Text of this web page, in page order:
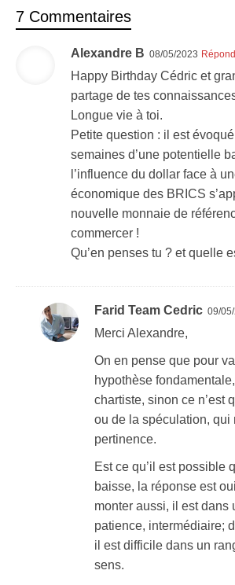
7 Commentaires
Alexandre B 08/05/2023
Happy Birthday Cédric et
partage de tes
Longue vie à toi.
Petite question : il est
semaines d’une potentielle
l’influence du dollar face à
économique des BRICS
nouvelle monnaie de
commercer !
Qu’en penses tu ? et quelle
Farid Team Cedric 09/
Merci Alexandre,
On en pense que pour
hypothèse
chartiste, sinon ce n’est
ou de la spéculation, qui
pertinence.
Est ce qu’il est possible
baisse, la réponse est
monter aussi, il est dans
patience, intermédiaire;
il est difficile dans un
sens.